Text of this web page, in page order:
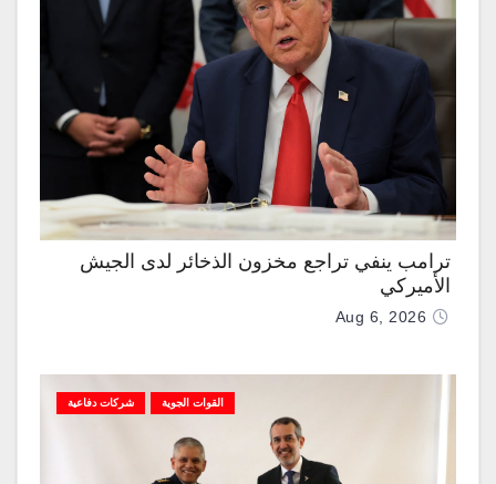
ترامب ينفي تراجع مخزون الذخائر لدى الجيش
الأميركي
Aug 6, 2026
القوات الجوية شركات دفاعية